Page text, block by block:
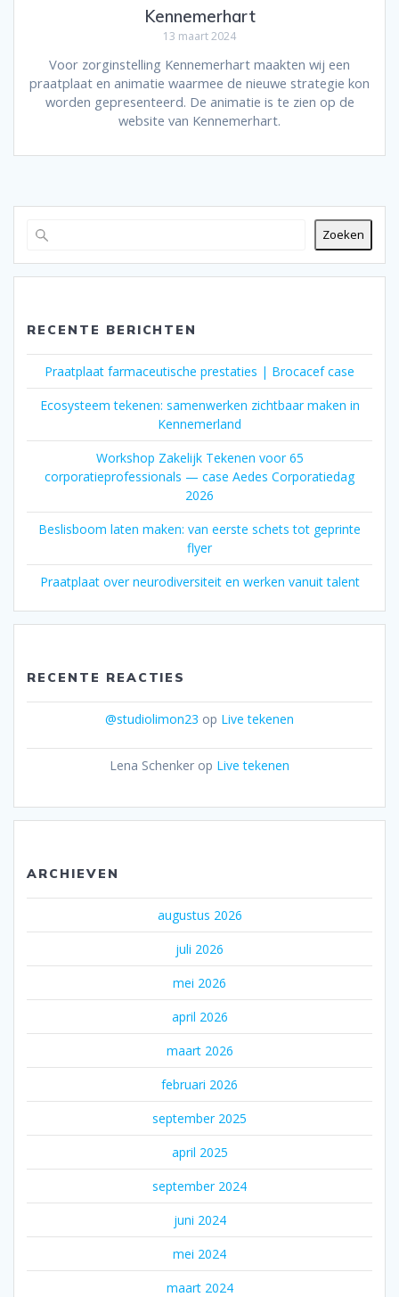
Kennemerhart
13 maart 2024
Voor zorginstelling Kennemerhart maakten wij een
praatplaat en animatie waarmee de nieuwe strategie kon
worden gepresenteerd. De animatie is te zien op de
website van Kennemerhart.
Zoeken
RECENTE BERICHTEN
Praatplaat farmaceutische prestaties | Brocacef case
Ecosysteem tekenen: samenwerken zichtbaar maken in
Kennemerland
Workshop Zakelijk Tekenen voor 65
corporatieprofessionals — case Aedes Corporatiedag
2026
Beslisboom laten maken: van eerste schets tot geprinte
flyer
Praatplaat over neurodiversiteit en werken vanuit talent
RECENTE REACTIES
@studiolimon23 op Live tekenen
Lena Schenker op Live tekenen
ARCHIEVEN
augustus 2026
juli 2026
mei 2026
april 2026
maart 2026
februari 2026
september 2025
april 2025
september 2024
juni 2024
mei 2024
maart 2024